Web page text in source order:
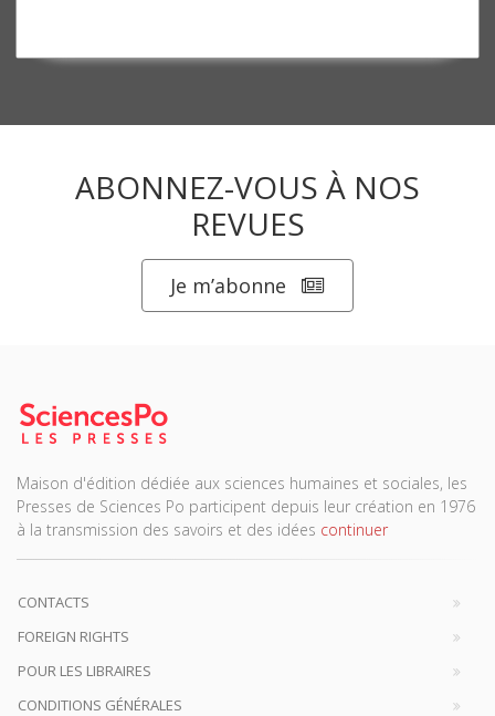
ABONNEZ-VOUS À NOS
REVUES
Je m’abonne
Maison d'édition dédiée aux sciences humaines et sociales, les
Presses de Sciences Po participent depuis leur création en 1976
à la transmission des savoirs et des idées continuer
CONTACTS
FOREIGN RIGHTS
POUR LES LIBRAIRES
CONDITIONS GÉNÉRALES